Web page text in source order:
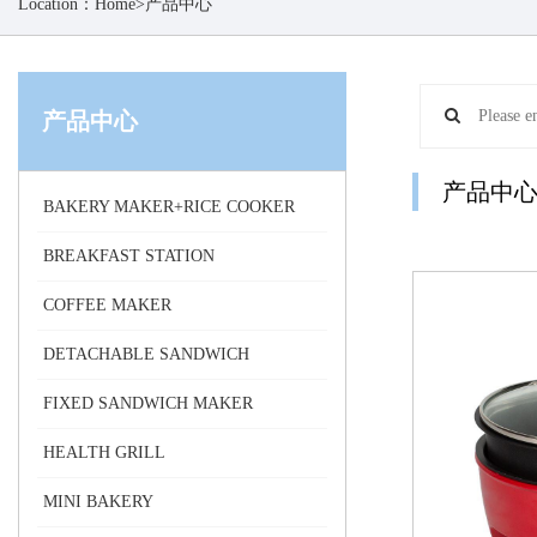
Location： Home> 产品中心
产品中心
BAKERY MAKER+RICE COOKER
BREAKFAST STATION
COFFEE MAKER
DETACHABLE SANDWICH
FIXED SANDWICH MAKER
HEALTH GRILL
MINI BAKERY
产品中心